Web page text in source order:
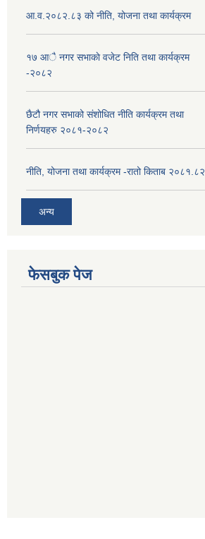
आ.व.२०८२.८३ को नीति, योजना तथा कार्यक्रम
१७ आै नगर सभाकाे वजेट निति तथा कार्यक्रम
-२०८२
छैटौ नगर सभाको संशोधित नीति कार्यक्रम तथा
निर्णयहरु २०८१-२०८२
नीति, योजना तथा कार्यक्रम -रातो किताब २०८१.८२
अन्य
फेसबुक पेज